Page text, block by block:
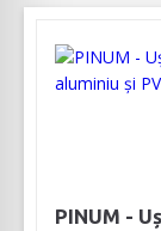
PINUM -